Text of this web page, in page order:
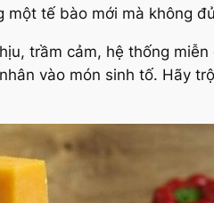
tế bào mới mà không
trầm cảm, hệ thống
vào món sinh tố. Hãy